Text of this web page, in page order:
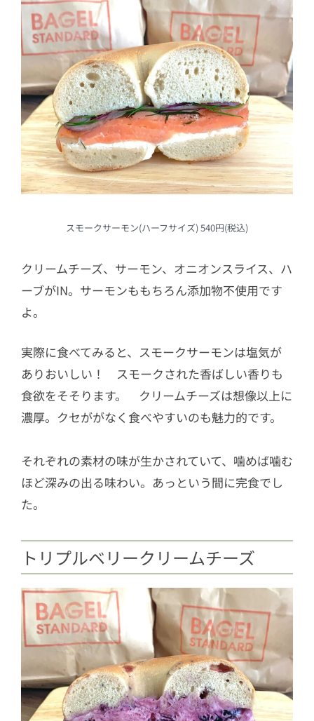
スモークサーモン(ハーフサイズ) 540円(税込)
クリームチーズ、サーモン、オニオンスライス、ハ
ーブがIN。サーモンももちろん添加物不使用です
よ。
実際に食べてみると、スモークサーモンは塩気が
ありおいしい！ スモークされた香ばしい香りも
食欲をそそります。 クリームチーズは想像以上に
濃厚。クセががなく食べやすいのも魅力的です。
それぞれの素材の味が生かされていて、噛めば噛む
ほど深みの出る味わい。あっという間に完食でし
た。
トリプルベリークリームチーズ